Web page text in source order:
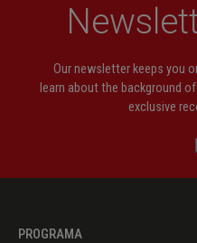
Our newsletter keeps you
learn about the background
exclusive
PROGRAMA